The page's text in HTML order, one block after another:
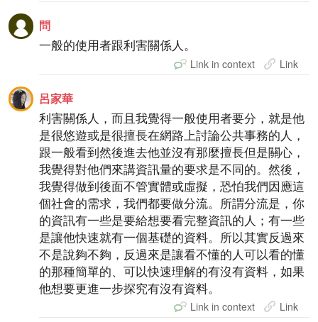
問
一般的使用者跟利害關係人。
Link in context Link
呂家華
利害關係人，而且我覺得一般使用者要分，就是他
是很悠遊或是很擅長在網路上討論公共事務的人，
跟一般看到然後進去他並沒有那麼擅長但是關心，
我覺得對他們來講資訊量的要求是不同的。然後，
我覺得做到後面不管實體或虛擬，恐怕我們因應這
個社會的需求，我們都要做分流。所謂分流是，你
的資訊有一些是要給想要看完整資訊的人；有一些
是讓他快速就有一個基礎的資料。所以其實反過來
不是說夠不夠，反過來是讓看不懂的人可以看的懂
的那種簡單的、可以快速理解的有沒有資料，如果
他想要更進一步探究有沒有資料。
Link in context Link